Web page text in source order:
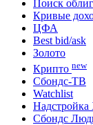
Поиск
Кривые
ЦФА
Best bid/ask
Золото
Крипто new
Сбондс-ТВ
Watchlist
Надстройка
Сбондс